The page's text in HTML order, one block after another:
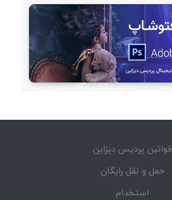
قوانین پردیس دیزاین
حمل و نقل رایگان
استخدام